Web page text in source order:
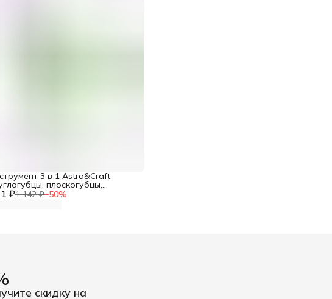
₽1 142 ₽−50%
3 в 1 Astra&Craft,
плоскогубцы,
инструменты для
скидку на